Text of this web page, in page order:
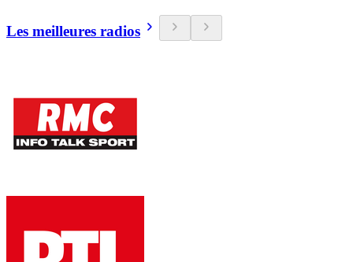
Les meilleures radios